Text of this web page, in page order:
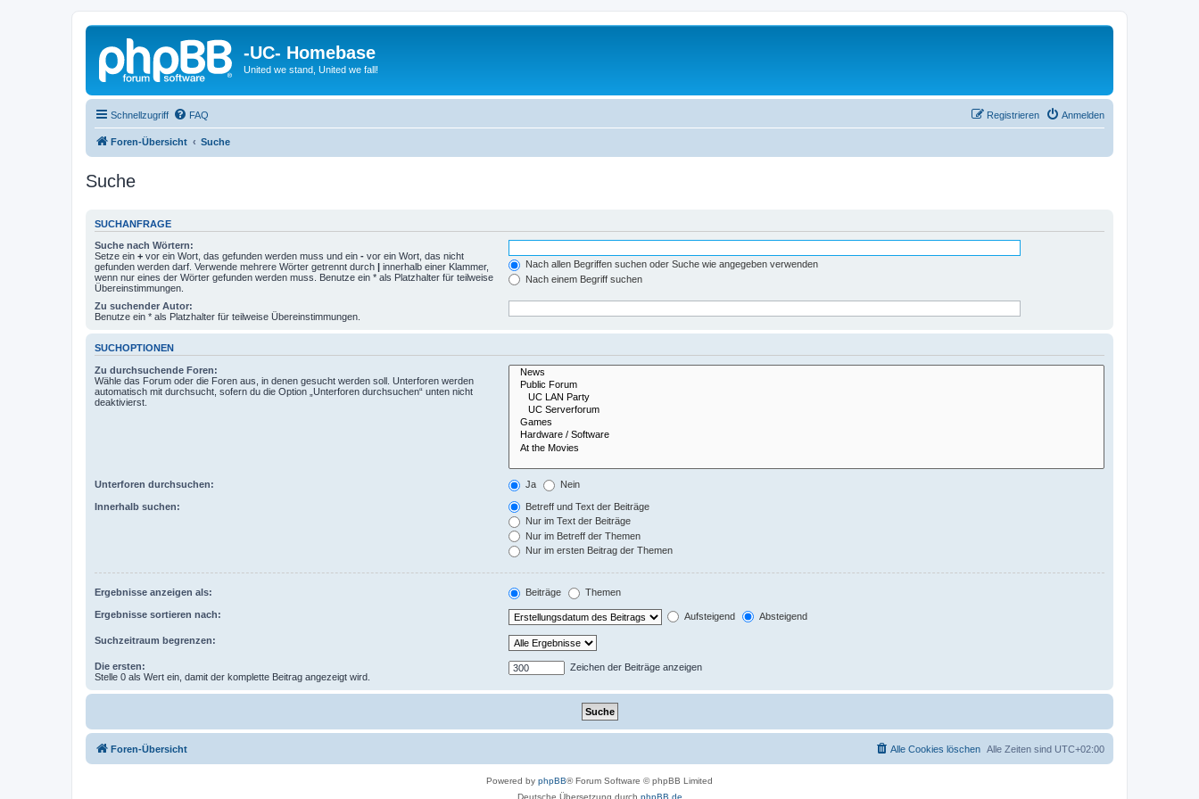
-UC- Homebase
United we stand, United we fall!
Schnellzugriff FAQ Anmelden
Registrieren
Foren-Übersicht Suche
Suche
SUCHANFRAGE
Suche nach Wörtern:
Setze ein + vor ein Wort, das gefunden werden muss und ein - vor ein Wort, das nicht
gefunden werden darf. Verwende mehrere Wörter getrennt durch | innerhalb einer Klammer,
wenn nur eines der Wörter gefunden werden muss. Benutze ein * als Platzhalter für teilweise
Übereinstimmungen.
Nach allen Begriffen suchen oder Suche wie angegeben verwenden
Nach einem Begriff suchen
Zu suchender Autor:
Benutze ein * als Platzhalter für teilweise Übereinstimmungen.
SUCHOPTIONEN
Zu durchsuchende Foren:
Wähle das Forum oder die Foren aus, in denen gesucht werden soll. Unterforen werden
automatisch mit durchsucht, sofern du die Option „Unterforen durchsuchen“ unten nicht
deaktivierst.
Unterforen durchsuchen: Ja Nein
Innerhalb suchen:
Betreff und Text der Beiträge
Nur im Text der Beiträge
Nur im Betreff der Themen
Nur im ersten Beitrag der Themen
Ergebnisse anzeigen als: Beiträge Themen
Ergebnisse sortieren nach: Aufsteigend Absteigend
Suchzeitraum begrenzen:
Die ersten:
Stelle 0 als Wert ein, damit der komplette Beitrag angezeigt wird.
Zeichen der Beiträge anzeigen
Foren-Übersicht Alle Zeiten sind UTC+02:00
Alle Cookies löschen
Powered by phpBB® Forum Software © phpBB Limited
Deutsche Übersetzung durch phpBB.de